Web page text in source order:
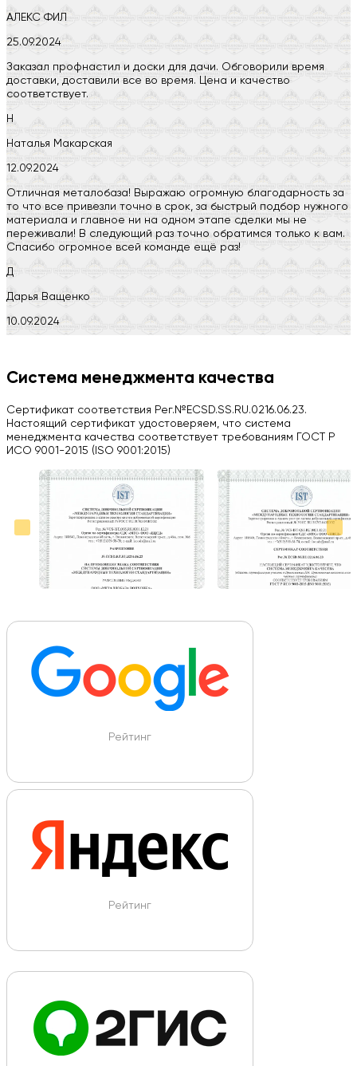
АЛЕКС ФИЛ
25.09.2024
Заказал профнастил и доски для дачи. Обговорили время
доставки, доставили все во время. Цена и качество
соответствует.
Н
Наталья Макарская
12.09.2024
Отличная металобаза! Выражаю огромную благодарность за
то что все привезли точно в срок, за быстрый подбор нужного
материала и главное ни на одном этапе сделки мы не
переживали! В следующий раз точно обратимся только к вам.
Спасибо огромное всей команде ещё раз!
Д
Дарья Ващенко
10.09.2024
H
03.09.2024
Вся работа выполнена в срок. Всем рекомендую
Больше отзывов на Google Maps
Система менеджмента качества
Сертификат соответствия Рег.№ECSD.SS.RU.0216.06.23.
Настоящий сертификат удостоверяем, что система
менеджмента качества соответствует требованиям ГОСТ Р
ИСО 9001-2015 (ISO 9001:2015)
Рейтинг
Рейтинг